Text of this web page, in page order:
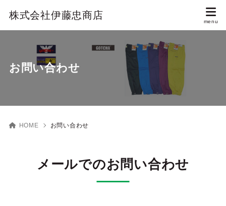
株式会社伊藤忠商店
お問い合わせ
HOME お問い合わせ
メールでのお問い合わせ